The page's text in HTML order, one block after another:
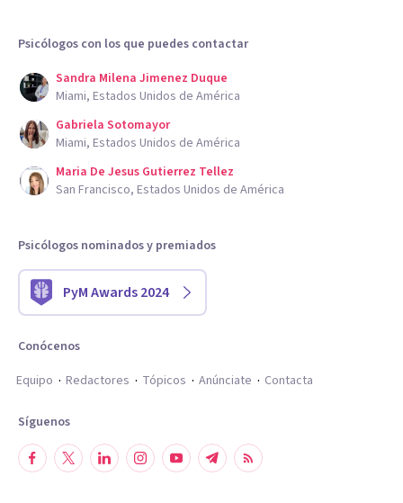
Psicólogos con los que puedes contactar
Sandra Milena Jimenez Duque
Miami, Estados Unidos de América
Gabriela Sotomayor
Miami, Estados Unidos de América
Maria De Jesus Gutierrez Tellez
San Francisco, Estados Unidos de América
Psicólogos nominados y premiados
PyM Awards 2024
Conócenos
Equipo
Redactores Tópicos Anúnciate Contacta
Síguenos